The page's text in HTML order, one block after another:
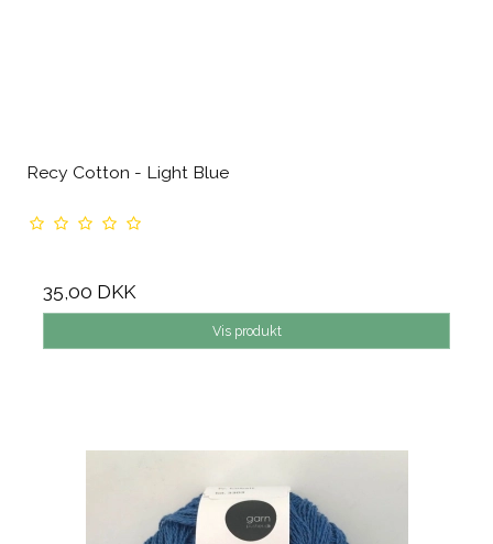
Recy Cotton - Light Blue
35,00 DKK
Vis produkt